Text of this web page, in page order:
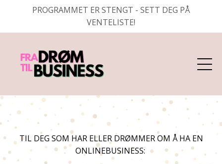
PROGRAMMET ER STENGT - SETT DEG PÅ
VENTELISTE!
TIL DEG SOM HAR ELLER DRØMMER OM Å HA EN
ONLINEBUSINESS: